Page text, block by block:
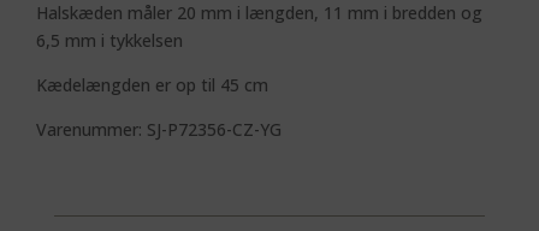
Halskæden måler 20 mm i længden, 11 mm i bredden og
6,5 mm i tykkelsen
Kædelængden er op til 45 cm
Varenummer: SJ-P72356-CZ-YG